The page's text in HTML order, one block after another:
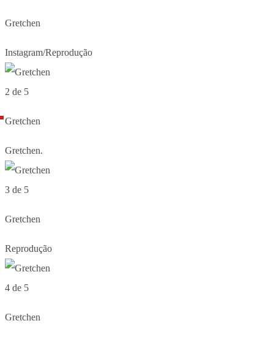
Gretchen
Instagram/Reprodução
2 de 5
Gretchen
Gretchen.
3 de 5
Gretchen
Reprodução
4 de 5
Gretchen